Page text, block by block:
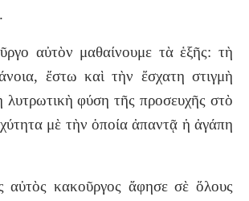
αὐτὸν μαθαίνουμε τὰ ἑξῆς: τὴ
ἔστω καὶ τὴν ἔσχατη στιγμὴ
λυτρωτικὴ φύση τῆς προσευχῆς στὸ
μὲ τὴν ὁποία ἀπαντᾷ ἡ ἀγάπη
αὐτὸς κακοῦργος ἄφησε σὲ ὅλους